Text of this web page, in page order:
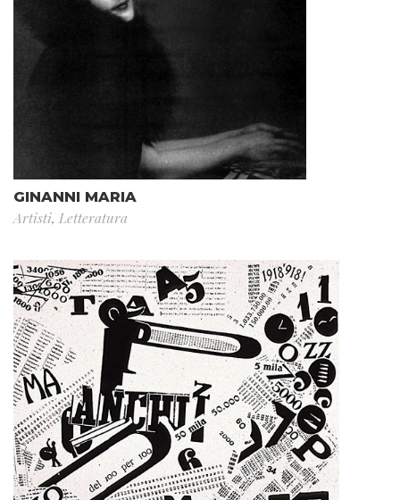
GINANNI MARIA
Artisti, Letteratura